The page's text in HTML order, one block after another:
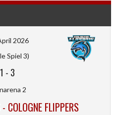
2026
Spiel 3)
1 - 3
2
COLOGNE FLIPPERS